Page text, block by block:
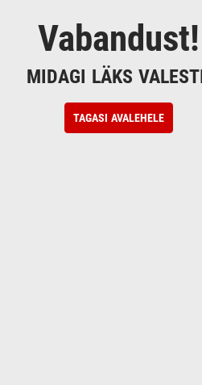
Vabandust!
MIDAGI LÄKS
TAGASI AVALEHELE